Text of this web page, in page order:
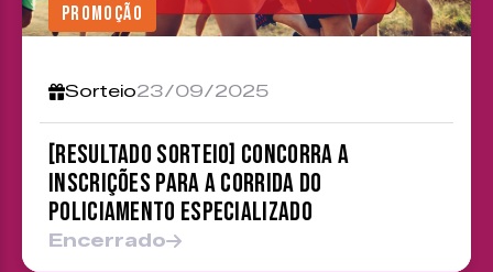
PROMOÇÃO
Sorteio23/09/2025
[RESULTADO SORTEIO] Concorra a
inscrições para a Corrida do
Policiamento Especializado
Encerrado